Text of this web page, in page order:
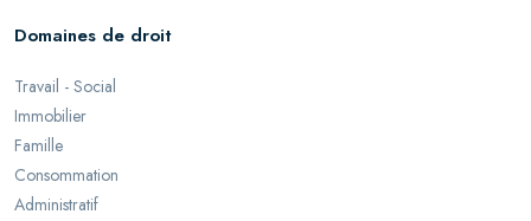
Domaines de droit
Travail - Social
Immobilier
Famille
Consommation
Administratif